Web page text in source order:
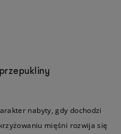
nabyty, gdy dochodzi
mięśni rozwija się